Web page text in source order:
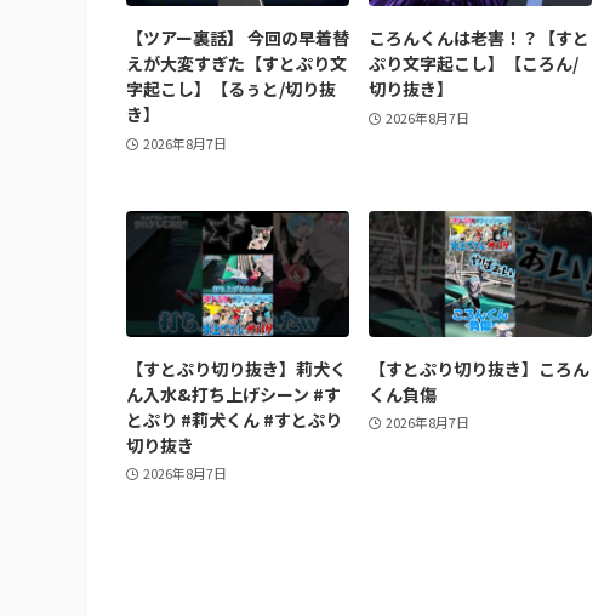
【ツアー裏話】 今回の早着替
えが大変すぎた【すとぷり文
字起こし】【るぅと/切り抜
き】
2026年8月7日
ころんくんは老害！？【すと
ぷり文字起こし】【ころん/
切り抜き】
2026年8月7日
【すとぷり切り抜き】莉犬く
ん入水&打ち上げシーン #す
とぷり #莉犬くん #すとぷり
切り抜き
2026年8月7日
【すとぷり切り抜き】ころん
くん負傷
2026年8月7日